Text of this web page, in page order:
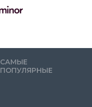
САМЫЕ
ПОПУЛЯРНЫЕ